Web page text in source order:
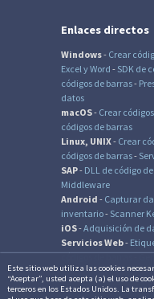
Este sitio web utiliza las cookies
“Aceptar”, usted acepta (a) el uso de
terceros en los Estados Unidos. La
Enlaces directos
Windows- Crear
Excel y Word - SDK de
códigos de barras-
datos
macOS- Crear
códigos de barras
Linux, UNIX- Crear
códigos de barras-
SAP- DLL de código
Middleware
Android - Capturar
inventario- Scanner
iOS-Adquisición de
Servicios Web-
códigos de barras-